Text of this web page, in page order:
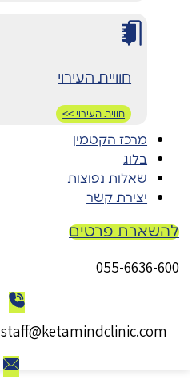
חוויית העירוי
חווית העירוי >>
מרכז הקטמין
בלוג
שאלות נפוצות
יצירת קשר
להשארת פרטים
055-6636-600
staff@ketamindclinic.com